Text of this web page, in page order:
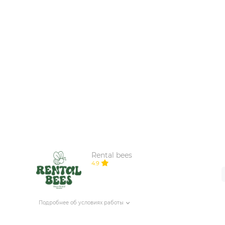
Rental bees
4.9
Подробнее об условиях работы